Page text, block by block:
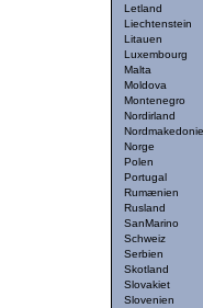
Letland
Liechtenstein
Litauen
Luxembourg
Malta
Moldova
Montenegro
Nordirland
Norge
Polen
Portugal
Rumænien
Rusland
SanMarino
Schweiz
Serbien
Skotland
Slovakiet
Slovenien